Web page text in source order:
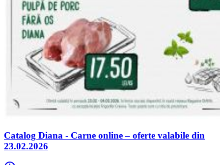
Catalog Diana - Carne online – oferte valabile din
23.02.2026